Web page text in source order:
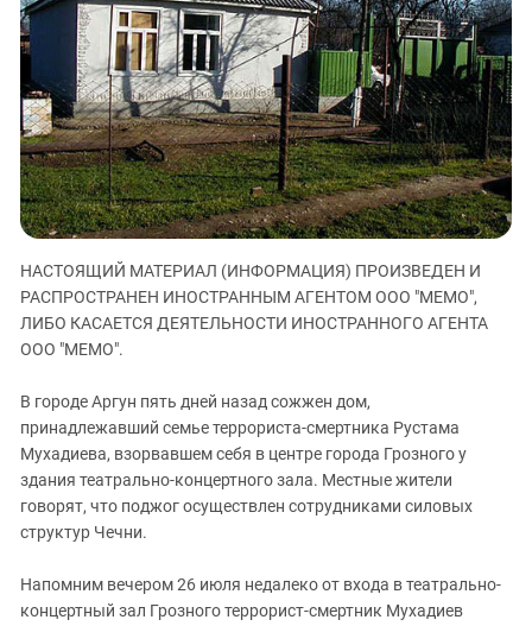
ЗАСТАВЛЯЕТ
КАВКАЗ ЗА ПАЛЕСТИНУ
ИНАКОМЫСЛИЕ В ЧЕЧНЕ
ПРЕСЛЕДОВАНИЕ АКТИВИСТОВ
МОБИЛИЗАЦИЯ И ПРОТЕСТЫ
Дагестан
Ингушетия
Кабардино-Балкария
Калмыкия
Карачаево-Черкесия
Краснодарский край
Нагорный Карабах
Российская Федерация
Ростовская область
Северная Осетия - Алания
Ставропольский край
Чечня
Южная Осетия
Южный Кавказ
НАСТОЯЩИЙ МАТЕРИАЛ (ИНФОРМАЦИЯ) ПРОИЗВЕДЕН И
РАСПРОСТРАНЕН ИНОСТРАННЫМ АГЕНТОМ ООО "МЕМО",
ЛИБО КАСАЕТСЯ ДЕЯТЕЛЬНОСТИ ИНОСТРАННОГО АГЕНТА
ООО "МЕМО".
В городе Аргун пять дней назад сожжен дом,
принадлежавший семье террориста-смертника Рустама
Мухадиева, взорвавшем себя в центре города Грозного у
здания театрально-концертного зала. Местные жители
говорят, что поджог осуществлен сотрудниками силовых
структур Чечни.
Напомним вечером 26 июля недалеко от входа в театрально-
концертный зал Грозного террорист-смертник Мухадиев